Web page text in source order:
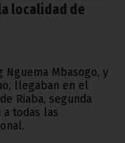
localidad de
Nguema Mbasogo, y
llegaban en el
Riaba, segunda
todas las